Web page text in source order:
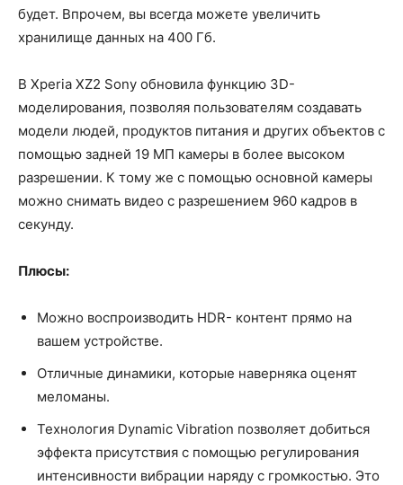
будет. Впрочем, вы всегда можете увеличить
хранилище данных на 400 Гб.
В Xperia XZ2 Sony обновила функцию 3D-
моделирования, позволяя пользователям создавать
модели людей, продуктов питания и других объектов с
помощью задней 19 МП камеры в более высоком
разрешении. К тому же с помощью основной камеры
можно снимать видео с разрешением 960 кадров в
секунду.
Плюсы:
Можно воспроизводить HDR- контент прямо на
вашем устройстве.
Отличные динамики, которые наверняка оценят
меломаны.
Технология Dynamic Vibration позволяет добиться
эффекта присутствия с помощью регулирования
интенсивности вибрации наряду с громкостью. Это